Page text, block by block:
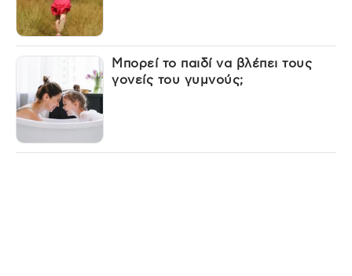
Μπορεί το παιδί να βλέπει τους
γονείς του γυμνούς;